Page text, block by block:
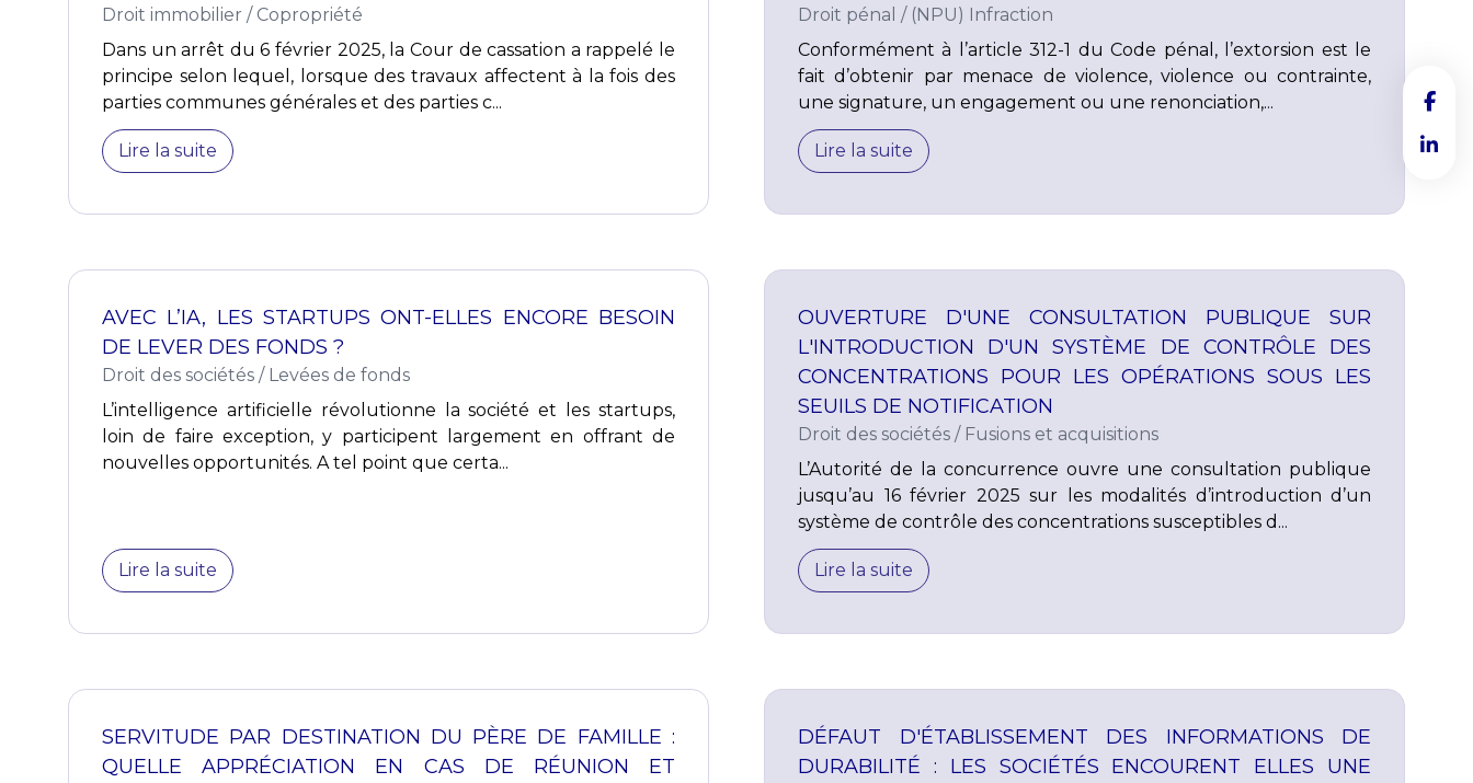
Droit immobilier / Copropriété
Dans un arrêt du 6 février 2025, la Cour de cassation a rappelé le
principe selon lequel, lorsque des travaux affectent à la fois des
parties communes générales et des parties c...
Lire la suite
Droit pénal / (NPU) Infraction
Conformément à l’article 312-1 du Code pénal, l’extorsion est le
fait d’obtenir par menace de violence, violence ou contrainte,
une signature, un engagement ou une renonciation,...
Lire la suite
AVEC L’IA, LES STARTUPS ONT-ELLES ENCORE BESOIN
DE LEVER DES FONDS ?
Droit des sociétés / Levées de fonds
L’intelligence artificielle révolutionne la société et les startups,
loin de faire exception, y participent largement en offrant de
nouvelles opportunités. A tel point que certa...
Lire la suite
OUVERTURE D'UNE CONSULTATION PUBLIQUE SUR
L'INTRODUCTION D'UN SYSTÈME DE CONTRÔLE DES
CONCENTRATIONS POUR LES OPÉRATIONS SOUS LES
SEUILS DE NOTIFICATION
Droit des sociétés / Fusions et acquisitions
L’Autorité de la concurrence ouvre une consultation publique
jusqu’au 16 février 2025 sur les modalités d’introduction d’un
système de contrôle des concentrations susceptibles d...
Lire la suite
SERVITUDE PAR DESTINATION DU PÈRE DE FAMILLE :
QUELLE APPRÉCIATION EN CAS DE RÉUNION ET
DÉFAUT D'ÉTABLISSEMENT DES INFORMATIONS DE
DURABILITÉ : LES SOCIÉTÉS ENCOURENT ELLES UNE